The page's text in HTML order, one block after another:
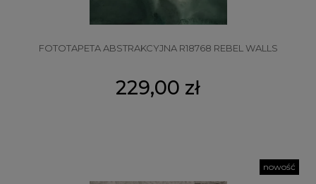
FOTOTAPETA ABSTRAKCYJNA R18768 REBEL WALLS
229,00 zł
nowość